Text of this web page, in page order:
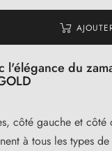
l'élégance du
côté gauche et côté
à tous les types